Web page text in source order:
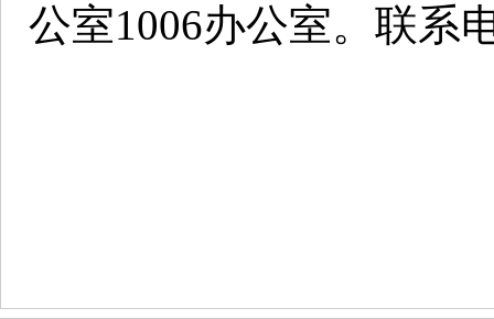
公室1006办公室。联